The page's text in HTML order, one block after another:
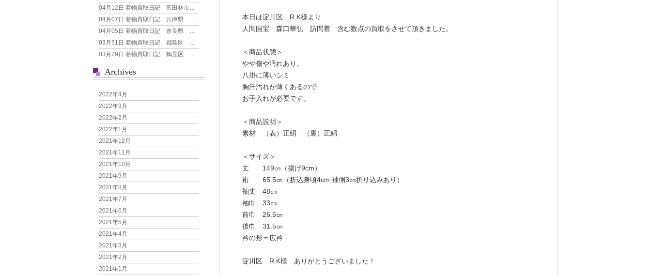
本日は淀川区 R.K様より
人間国宝 森口華弘 訪問着 含む数点の買取をさせて頂きました。
＜商品状態＞
やや傷や汚れあり。
八掛に薄いシミ
胸汗汚れが薄くあるので
お手入れが必要です。
＜商品説明＞
素材 （表）正絹 （裏）正絹
＜サイズ＞
丈 149㎝（揚げ9cm）
裄 65.5㎝（折込身頃4cm 袖側3㎝折り込みあり）
袖丈 48㎝
袖巾 33㎝
前巾 26.5㎝
後巾 31.5㎝
衿の形＝広衿
淀川区 R.K様 ありがとうございました！
04月12日 着物買取日記 富田林市 引き箔地 刺繍の犬 袋帯
04月07日 着物買取日記 兵庫県 美品 たっぷりサイズ 夏着物 ライトグリーン 紗 風通地 色無地 ガード済
04月05日 着物買取日記 奈良県 池田重子コレクション 夏帯 西陣 袋帯 全通 流水文様 未使用品
03月31日 着物買取日記 都島区 人間国宝 森口華弘 単衣 訪問着
03月29日 着物買取日記 鶴見区 総絞り＆刺繍 箔 花模様 生成り地 付下げ
Archives
2022年4月
2022年3月
2022年2月
2022年1月
2021年12月
2021年11月
2021年10月
2021年9月
2021年8月
2021年7月
2021年6月
2021年5月
2021年4月
2021年3月
2021年2月
2021年1月